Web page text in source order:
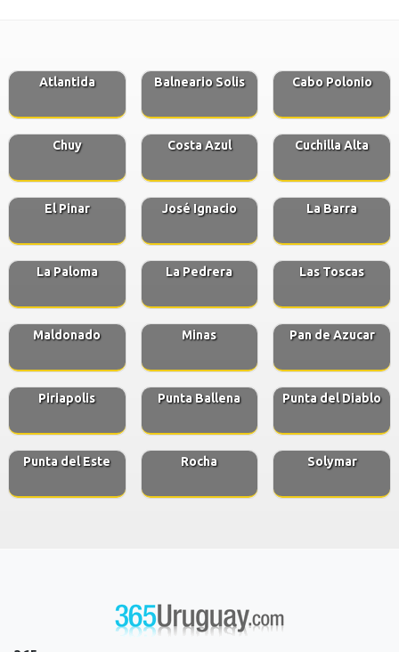
Atlantida Balneario Solis Cabo Polonio
Chuy Costa Azul Cuchilla Alta
El Pinar José Ignacio La Barra
La Paloma La Pedrera Las Toscas
Maldonado Minas Pan de Azucar
Piriapolis Punta Ballena Punta del Diablo
Punta del Este Rocha Solymar